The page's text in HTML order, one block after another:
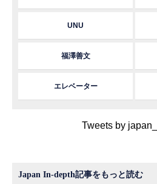
UNU
福澤善文
エレベーター
Tweets by
Japan In-depth記事をもっと読む